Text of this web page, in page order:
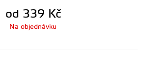
od 339 Kč
Na objednávku